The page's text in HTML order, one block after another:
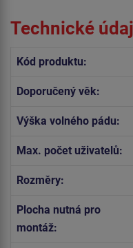
Technické
Kód produktu:
Doporučený věk:
Výška volného pádu:
Max. počet uživatelů:
Rozměry:
Plocha nutná pro
montáž: